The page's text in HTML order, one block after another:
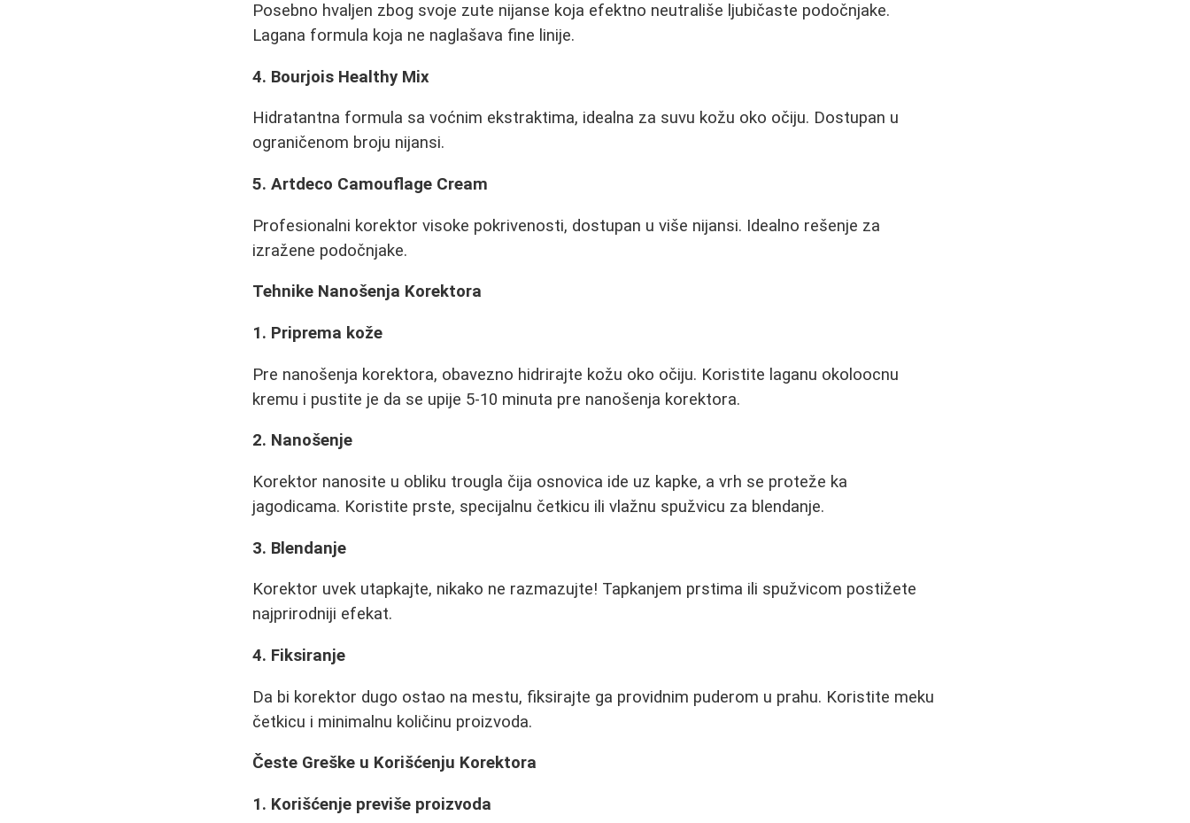
Posebno hvaljen zbog svoje zute nijanse koja efektno neutrališe ljubičaste podočnjake.
Lagana formula koja ne naglašava fine linije.
4. Bourjois Healthy Mix
Hidratantna formula sa voćnim ekstraktima, idealna za suvu kožu oko očiju. Dostupan u
ograničenom broju nijansi.
5. Artdeco Camouflage Cream
Profesionalni korektor visoke pokrivenosti, dostupan u više nijansi. Idealno rešenje za
izražene podočnjake.
Tehnike Nanošenja Korektora
1. Priprema kože
Pre nanošenja korektora, obavezno hidrirajte kožu oko očiju. Koristite laganu okoloocnu
kremu i pustite je da se upije 5-10 minuta pre nanošenja korektora.
2. Nanošenje
Korektor nanosite u obliku trougla čija osnovica ide uz kapke, a vrh se proteže ka
jagodicama. Koristite prste, specijalnu četkicu ili vlažnu spužvicu za blendanje.
3. Blendanje
Korektor uvek utapkajte, nikako ne razmazujte! Tapkanjem prstima ili spužvicom postižete
najprirodniji efekat.
4. Fiksiranje
Da bi korektor dugo ostao na mestu, fiksirajte ga providnim puderom u prahu. Koristite meku
četkicu i minimalnu količinu proizvoda.
Česte Greške u Korišćenju Korektora
1. Korišćenje previše proizvoda